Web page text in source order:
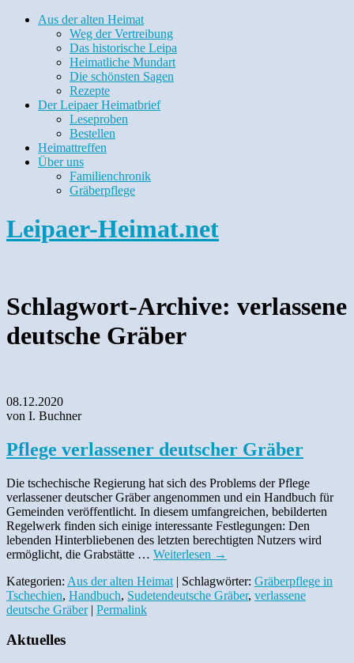
Aus der alten Heimat
Weg der Vertreibung
Das historische Leipa
Heimatliche Mundart
Die schönsten Sagen
Rezepte
Der Leipaer Heimatbrief
Leseproben
Bestellen
Heimattreffen
Über uns
Familienchronik
Gräberpflege
Leipaer-Heimat.net
Schlagwort-Archive: verlassene
deutsche Gräber
08.12.2020
von I. Buchner
Pflege verlassener deutscher Gräber
Die tschechische Regierung hat sich des Problems der Pflege
verlassener deutscher Gräber angenommen und ein Handbuch für
Gemeinden veröffentlicht. In diesem umfangreichen, bebilderten
Regelwerk finden sich einige interessante Festlegungen: Den
lebenden Hinterbliebenen des letzten berechtigten Nutzers wird
ermöglicht, die Grabstätte … Weiterlesen →
Kategorien: Aus der alten Heimat | Schlagwörter: Gräberpflege in
Tschechien, Handbuch, Sudetendeutsche Gräber, verlassene
deutsche Gräber| Permalink
Aktuelles